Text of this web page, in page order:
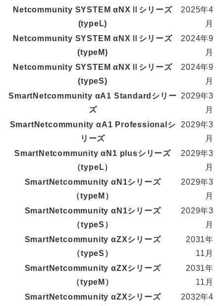
Netcommunity SYSTEM αNXⅡシリーズ
(typeL)
2025年4
月
Netcommunity SYSTEM αNXⅡシリーズ
(typeM)
2024年9
月
Netcommunity SYSTEM αNXⅡシリーズ
(typeS)
2024年9
月
SmartNetcommunity αA1 Standardシリー
ズ
2029年3
月
SmartNetcommunity αA1 Professionalシ
リーズ
2029年3
月
SmartNetcommunity αN1 plusシリーズ
（typeL）
2029年3
月
SmartNetcommunity αN1シリーズ
（typeM）
2029年3
月
SmartNetcommunity αN1シリーズ
（typeS）
2029年3
月
SmartNetcommunity αZXシリーズ
（typeS）
2031年
11月
SmartNetcommunity αZXシリーズ
（typeM）
2031年
11月
SmartNetcommunity αZXシリーズ
2032年4